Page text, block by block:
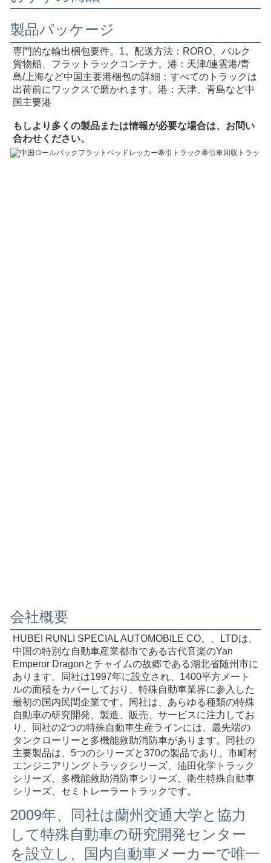
製品パッケージ
専門的な輸出梱包要件。1。 配送方法：RORO、バルク
貨物船、フラットラックコンテナ。港：天津/連雲港/青
島/上海など中国主要港梱包の詳細：すべてのトラックは
出荷前にワックスで磨かれます。港：天津、青島など中
国主要港
もし より多くの製品または情報が必要な場合は、お問い
合わせください。
会社概要
HUBEI RUNLI SPECIAL AUTOMOBILE CO。、LTDは、
中国の特別な自動車産業都市である古代音楽のYan
Emperor Dragonとチャイムの故郷である湖北省随州市に
あります。同社は1997年に設立され、1400平方メート
ルの面積をカバーしており、特殊自動車業界に参入した
最初の国内民間企業です。同社は、あらゆる種類の特殊
自動車の研究開発、製造、販売、サービスに注力してお
り、同社の2つの特殊自動車生産ラインには、最先端の
タンクローリーと多機能救助消防車があります。同社の
主要製品は、5つのシリーズと370の製品であり、市町村
エンジニアリングトラックシリーズ、油田化学トラック
シリーズ、多機能救助消防車シリーズ、衛生特殊自動車
シリーズ、セミトレーラートラックです。
2009年、同社は蘭州交通大学と協力
して特殊自動車の研究開発センター
を設立し、国内自動車メーカーで唯一